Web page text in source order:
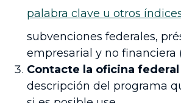
palabra clave u otros
subvenciones federales,
empresarial y no financiera
Contacte la oficina federal
descripción del programa